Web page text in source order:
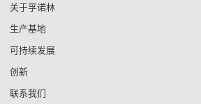
关于孚诺林
生产基地
可持续发展
创新
联系我们